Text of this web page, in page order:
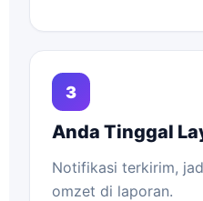
3
Anda Tinggal
Notifikasi terkirim,
omzet di laporan.